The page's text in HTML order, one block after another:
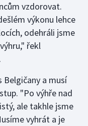
vzdorovat.
výkonu lehce
odehráli jsme
řekl
Belgičany a musí
"Po výhře nad
ale takhle jsme
vyhrát a je